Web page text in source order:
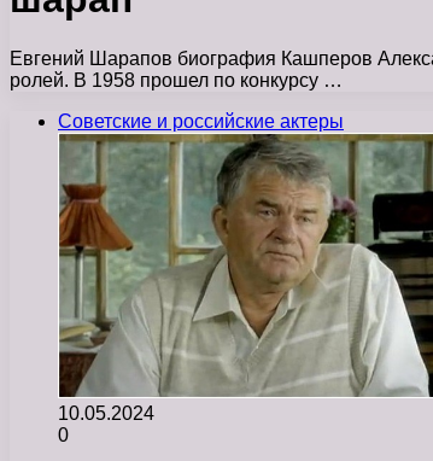
Евгений Шарапов биография Кашперов
ролей. В 1958 прошел по конкурсу …
Советские и российские актеры
10.05.2024
0